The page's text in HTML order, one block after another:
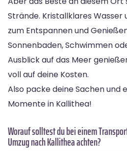
Strände. Kristallklares Wasser
zum Entspannen und
Sonnenbaden, Schwimmen
Ausblick auf das Meer
voll auf deine Kosten.
Also packe deine Sachen und
Momente in Kallithea!
Worauf solltest du bei einem
Umzug nach Kallithea achten?